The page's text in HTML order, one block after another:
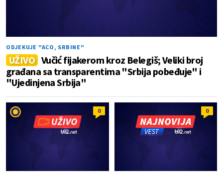
ODJEKUJE "ACO, SRBINE"
UŽIVO Vučić fijakerom kroz Belegiš; Veliki broj
građana sa transparentima "Srbija pobeđuje" i
"Ujedinjena Srbija"
0 0